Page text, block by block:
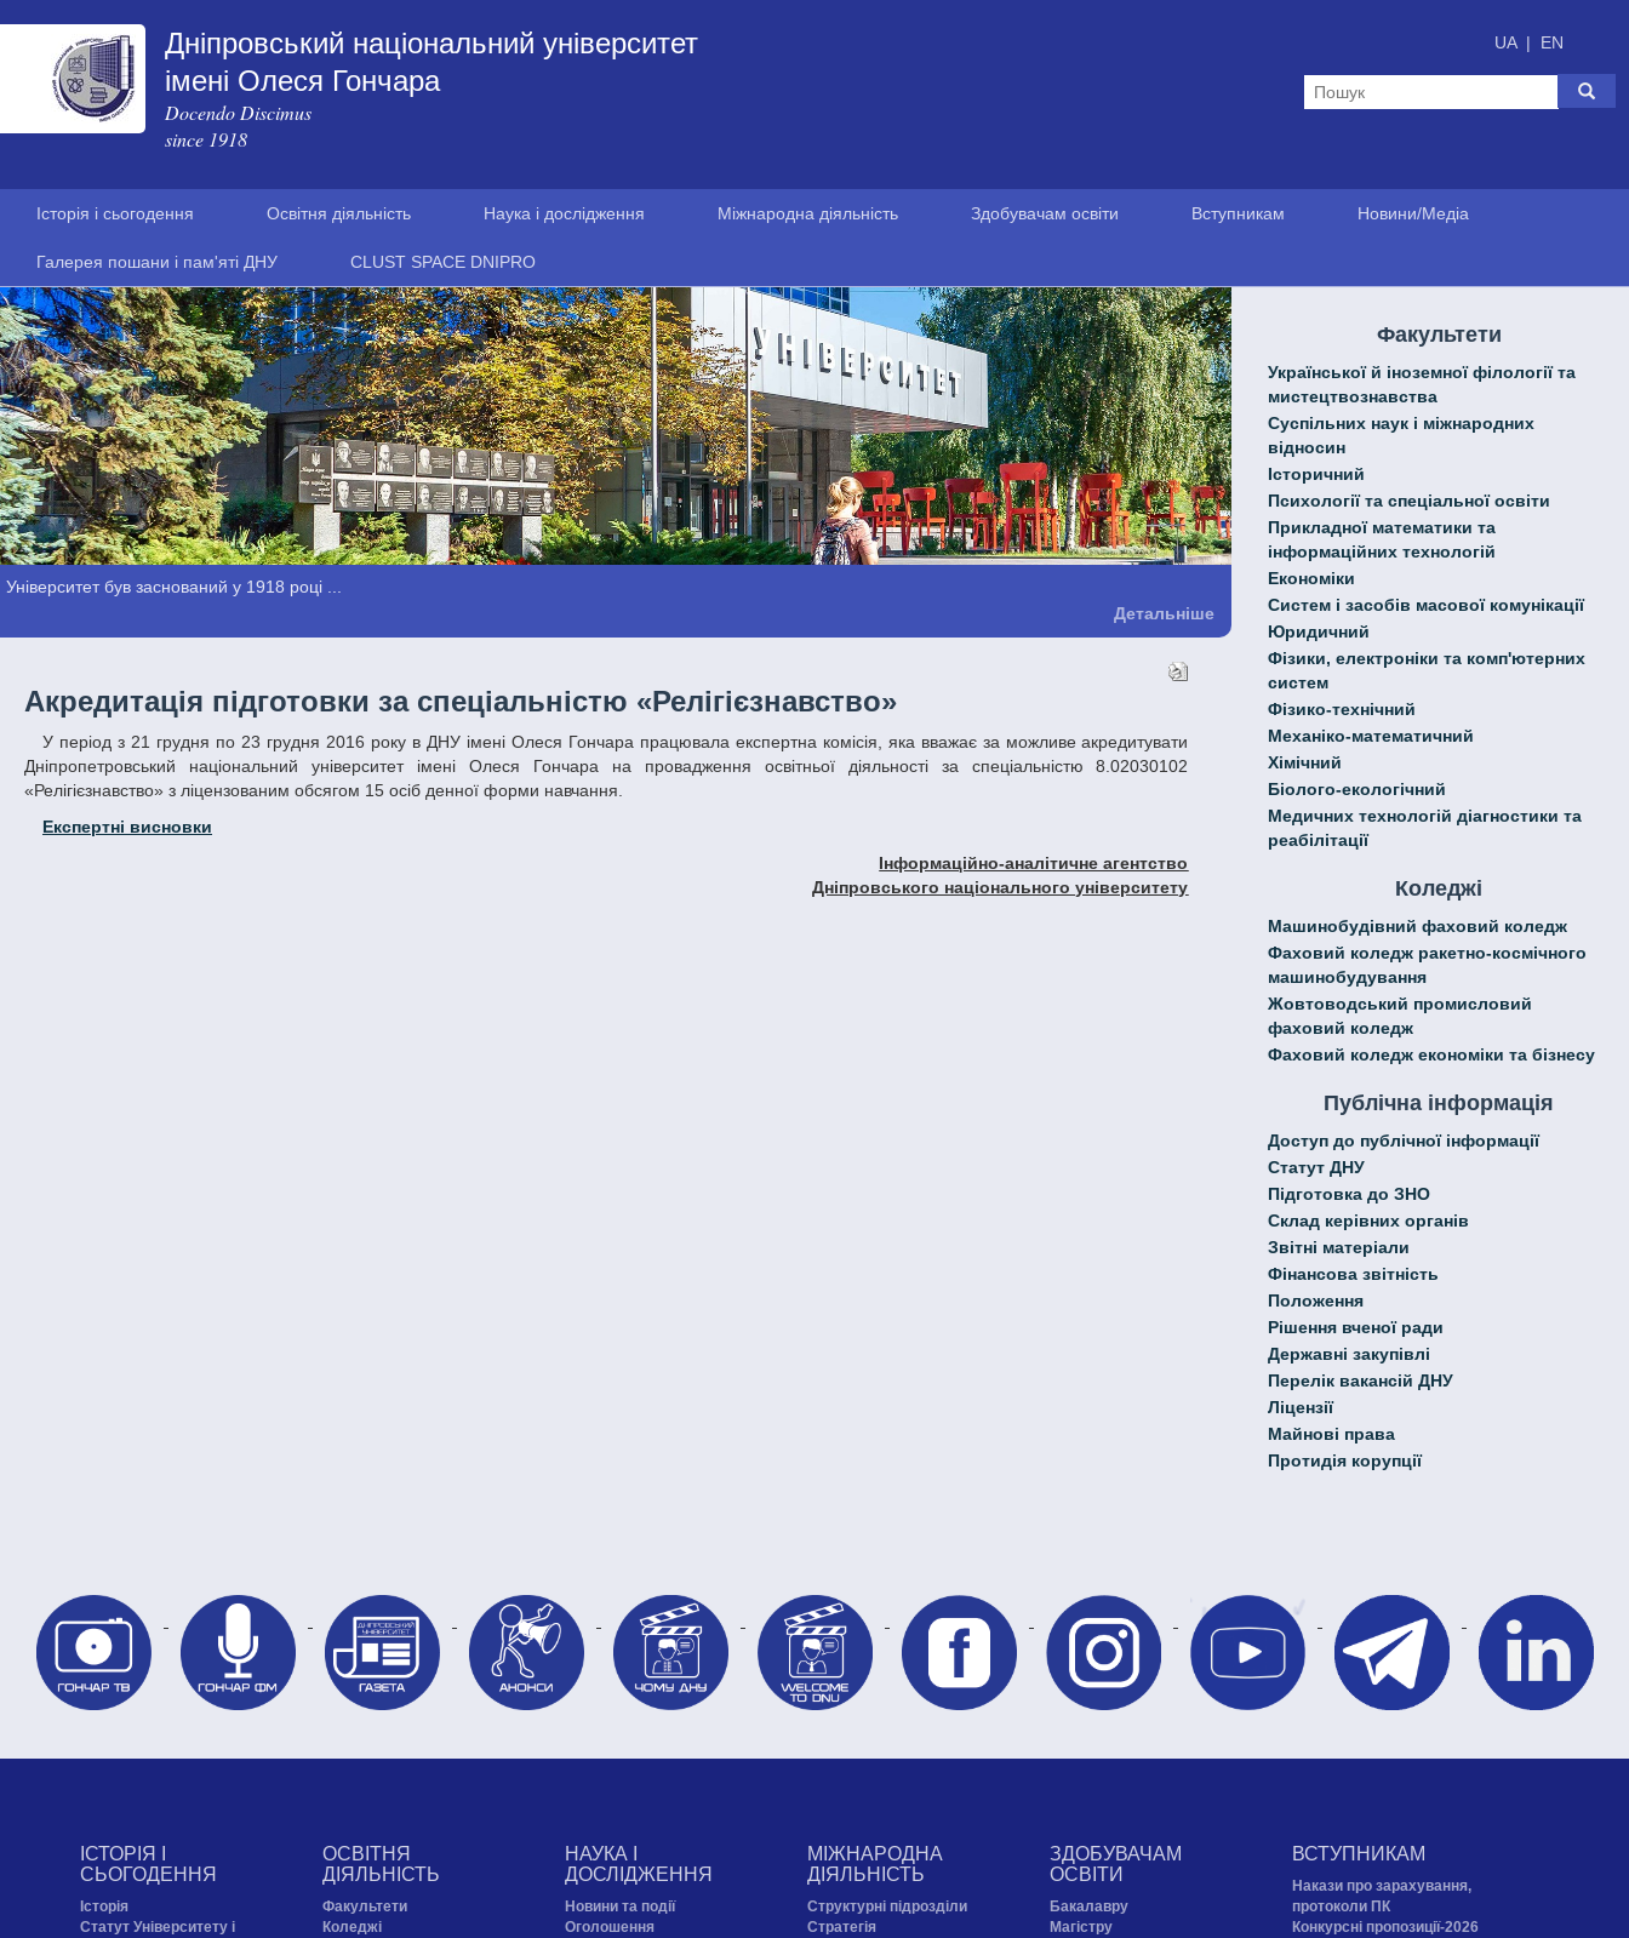
Дніпровський національний університет
імені Олеся Гончара
Docendo Discimus
since 1918
UA | EN
Історія і сьогодення Освітня діяльність Наука і дослідження Міжнародна діяльність Здобувачам освіти Вступникам Новини/Медіа
Галерея пошани і пам'яті ДНУ CLUST SPACE DNIPRO
Університет був заснований у 1918 році ...
Детальніше
Акредитація підготовки за спеціальністю «Релігієзнавство»
У період з 21 грудня по 23 грудня 2016 року в ДНУ імені Олеся Гончара працювала експертна комісія, яка вважає за можливе акредитувати
Дніпропетровський національний університет імені Олеся Гончара на провадження освітньої діяльності за спеціальністю 8.02030102
«Релігієзнавство» з ліцензованим обсягом 15 осіб денної форми навчання.
Експертні висновки
Інформаційно-аналітичне агентство
Дніпровського національного університету
Факультети
Української й іноземної філології та
мистецтвознавства
Cуспільних наук і міжнародних
відносин
Історичний
Психології та спеціальної освіти
Прикладної математики та
інформаційних технологій
Економіки
Систем і засобів масової комунікації
Юридичний
Фізики, електроніки та комп'ютерних
систем
Фізико-технічний
Механіко-математичний
Хімічний
Біолого-екологічний
Медичних технологій діагностики та
реабілітації
Коледжі
Машинобудівний фаховий коледж
Фаховий коледж ракетно-космічного
машинобудування
Жовтоводський промисловий
фаховий коледж
Фаховий коледж економіки та бізнесу
Публічна інформація
Доступ до публічної інформації
Статут ДНУ
Підготовка до ЗНО
Склад керівних органів
Звітні матеріали
Фінансова звітність
Положення
Рішення вченої ради
Державні закупівлі
Перелік вакансій ДНУ
Ліцензії
Майнові права
Протидія корупції
ІСТОРІЯ І
СЬОГОДЕННЯ
Історія
Статут Університету і
ОСВІТНЯ
ДІЯЛЬНІСТЬ
Факультети
Коледжі
НАУКА І
ДОСЛІДЖЕННЯ
Новини та події
Оголошення
МІЖНАРОДНА
ДІЯЛЬНІСТЬ
Структурні підрозділи
Стратегія
ЗДОБУВАЧАМ
ОСВІТИ
Бакалавру
Магістру
ВСТУПНИКАМ
Накази про зарахування,
протоколи ПК
Конкурсні пропозиції-2026